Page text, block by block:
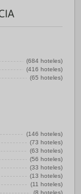
(684 hoteles)
(416 hoteles)
(65 hoteles)
(146 hoteles)
(73 hoteles)
(63 hoteles)
(56 hoteles)
(33 hoteles)
(13 hoteles)
(11 hoteles)
(8 hoteles)